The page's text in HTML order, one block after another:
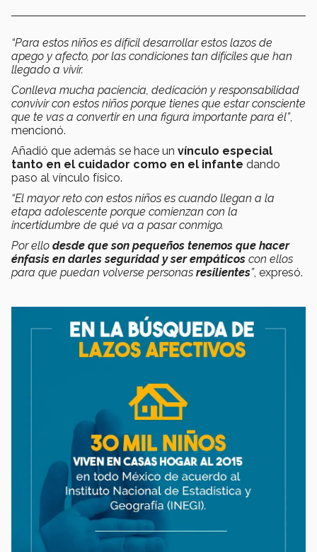
“Para estos niños es difícil desarrollar estos lazos de
apego y afecto, por las condiciones tan difíciles que han
llegado a vivir.
Conlleva mucha paciencia, dedicación y responsabilidad
convivir con estos niños porque tienes que estar consciente
que te vas a convertir en una figura importante para él”,
mencionó.
Añadió que además se hace un vínculo especial
tanto en el cuidador como en el infante dando
paso al vínculo físico.
“El mayor reto con estos niños es cuando llegan a la
etapa adolescente porque comienzan con la
incertidumbre de qué va a pasar conmigo.
Por ello desde que son pequeños tenemos que hacer
énfasis en darles seguridad y ser empáticos con ellos
para que puedan volverse personas resilientes”, expresó.